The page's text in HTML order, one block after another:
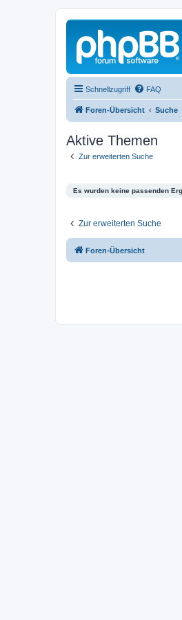
Schnellzugriff FAQ
Foren-Übersicht Suche
Aktive Themen
Zur erweiterten Suche
Es wurden keine passenden
Zur erweiterten Suche
Foren-Übersicht